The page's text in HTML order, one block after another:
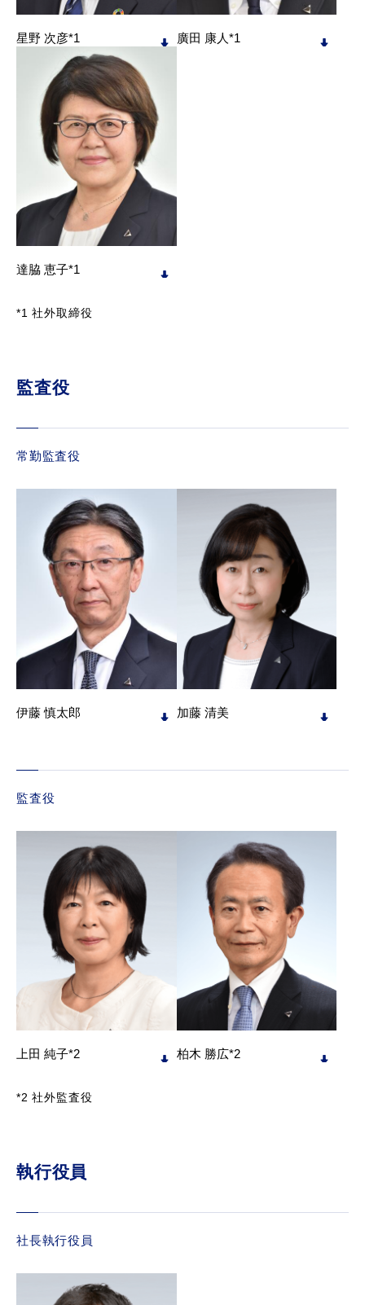
星野 次彦*1 廣田 康人*1
達脇 恵子*1
*1 社外取締役
監査役
常勤監査役
伊藤 慎太郎 加藤 清美
監査役
上田 純子*2 柏木 勝広*2
*2 社外監査役
執行役員
社長執行役員